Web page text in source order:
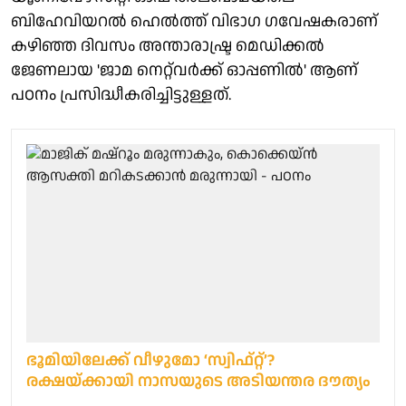
ബിഹേവിയറൽ ഹെൽത്ത് വിഭാഗ ഗവേഷകരാണ്
കഴിഞ്ഞ ദിവസം അന്താരാഷ്ട്ര മെഡിക്കൽ
ജേണലായ 'ജാമ നെറ്റ്‌വർക്ക് ഓപ്പണിൽ' ആണ്
പഠനം പ്രസിദ്ധീകരിച്ചിട്ടുള്ളത്.
ഭൂമിയിലേക്ക് വീഴുമോ ‘സ്വിഫ്റ്റ്’?
രക്ഷയ്ക്കായി നാസയുടെ അടിയന്തര ദൗത്യം